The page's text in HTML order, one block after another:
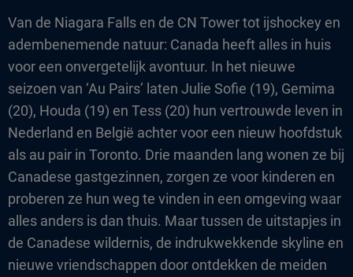
Van de Niagara Falls en de CN Tower tot ijshockey en
adembenemende natuur: Canada heeft alles in huis
voor een onvergetelijk avontuur. In het nieuwe
seizoen van ‘Au Pairs’ laten Julie Sofie (19), Gemima
(20), Houda (19) en Tess (20) hun vertrouwde leven in
Nederland en België achter voor een nieuw hoofdstuk
als au pair in Toronto. Drie maanden lang wonen ze bij
Canadese gastgezinnen, zorgen ze voor kinderen en
proberen ze hun weg te vinden in een omgeving waar
alles anders is dan thuis. Maar tussen de uitstapjes in
de Canadese wildernis, de indrukwekkende skyline en
nieuwe vriendschappen door ontdekken de meiden